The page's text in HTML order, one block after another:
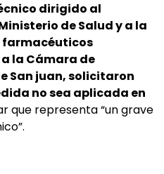
dirigido al
de Salud y a la
farmacéuticos
la Cámara de
San juan, solicitaron
no sea aplicada en
que representa “un grave